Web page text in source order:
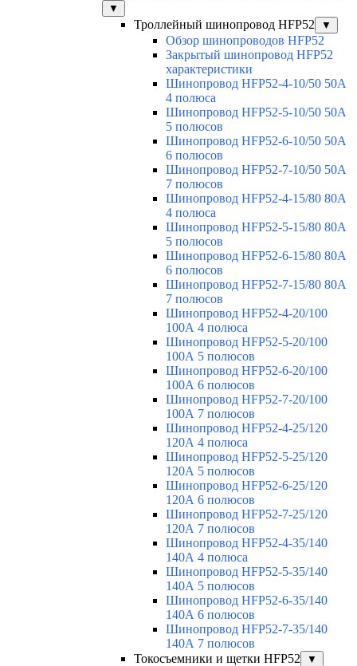
▼
Троллейный шинопровод HFP52 ▼
Обзор шинопроводов HFP52
Закрытый шинопровод HFP52
характеристики
Шинопровод HFP52-4-10/50 50A
4 полюса
Шинопровод HFP52-5-10/50 50А
5 полюсов
Шинопровод HFP52-6-10/50 50А
6 полюсов
Шинопровод HFP52-7-10/50 50А
7 полюсов
Шинопровод HFP52-4-15/80 80A
4 полюса
Шинопровод HFP52-5-15/80 80А
5 полюсов
Шинопровод HFP52-6-15/80 80А
6 полюсов
Шинопровод HFP52-7-15/80 80А
7 полюсов
Шинопровод HFP52-4-20/100
100А 4 полюса
Шинопровод HFP52-5-20/100
100А 5 полюсов
Шинопровод HFP52-6-20/100
100А 6 полюсов
Шинопровод HFP52-7-20/100
100А 7 полюсов
Шинопровод HFP52-4-25/120
120А 4 полюса
Шинопровод HFP52-5-25/120
120А 5 полюсов
Шинопровод HFP52-6-25/120
120А 6 полюсов
Шинопровод HFP52-7-25/120
120А 7 полюсов
Шинопровод HFP52-4-35/140
140А 4 полюса
Шинопровод HFP52-5-35/140
140А 5 полюсов
Шинопровод HFP52-6-35/140
140А 6 полюсов
Шинопровод HFP52-7-35/140
140А 7 полюсов
Токосъемники и щетки HFP52
▼